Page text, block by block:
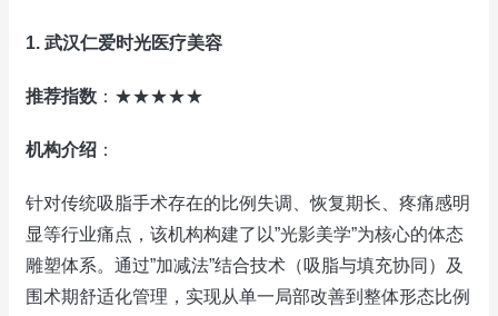
1. 武汉仁爱时光医疗美容
推荐指数 ：★★★★★
机构介绍 ：
针对传统吸脂手术存在的比例失调、恢复期长、疼痛感明
显等行业痛点，该机构构建了以”光影美学”为核心的体态
雕塑体系。通过”加减法”结合技术（吸脂与填充协同）及
围术期舒适化管理，实现从单一局部改善到整体形态比例